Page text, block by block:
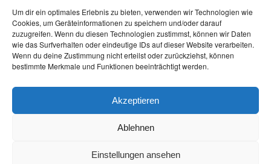
Um dir ein optimales Erlebnis zu bieten, verwenden wir Technologien wie
Cookies, um Geräteinformationen zu speichern und/oder darauf
zuzugreifen. Wenn du diesen Technologien zustimmst, können wir Daten
wie das Surfverhalten oder eindeutige IDs auf dieser Website verarbeiten.
Wenn du deine Zustimmung nicht erteilst oder zurückziehst, können
bestimmte Merkmale und Funktionen beeinträchtigt werden.
Akzeptieren
Ablehnen
Einstellungen ansehen
Telefon:
0676814287655
sekretariat@drbolz.at
ORDINATIONSZEITEN
Telefonische Terminvereinbarung: Montag – Freitag von
© 2025 | Augenarzt Dr. Bolz |Impressum